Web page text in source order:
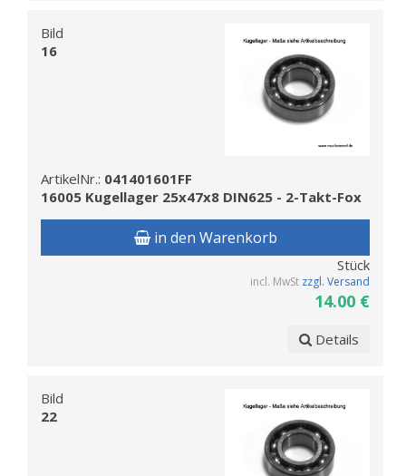
Bild
16
ArtikelNr.: 041401601FF
16005 Kugellager 25x47x8 DIN625 - 2-Takt-Fox
in den Warenkorb
Stück
incl. MwSt zzgl. Versand
14.00 €
Details
Bild
22